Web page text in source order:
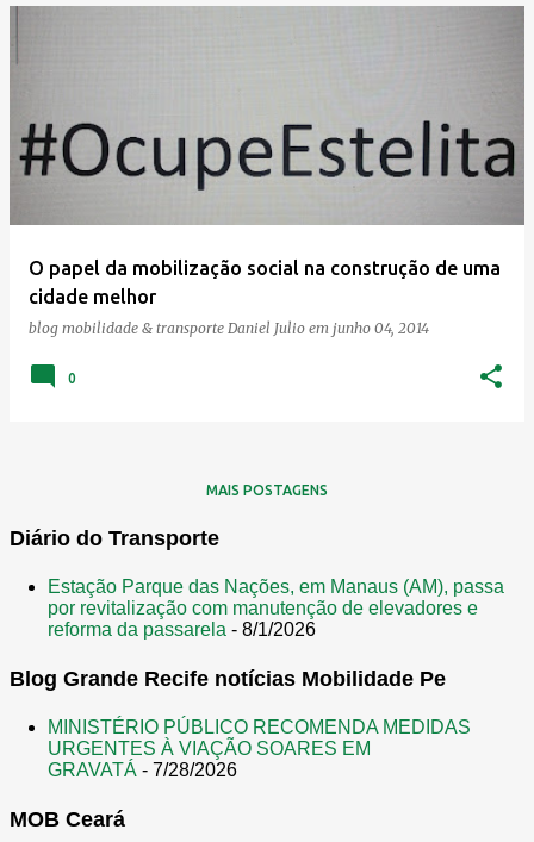
O papel da mobilização social na construção de uma
cidade melhor
blog mobilidade & transporte Daniel Julio em junho 04, 2014
0
MAIS POSTAGENS
Diário do Transporte
Estação Parque das Nações, em Manaus (AM), passa
por revitalização com manutenção de elevadores e
reforma da passarela - 8/1/2026
Blog Grande Recife notícias Mobilidade Pe
MINISTÉRIO PÚBLICO RECOMENDA MEDIDAS
URGENTES À VIAÇÃO SOARES EM
GRAVATÁ - 7/28/2026
MOB Ceará